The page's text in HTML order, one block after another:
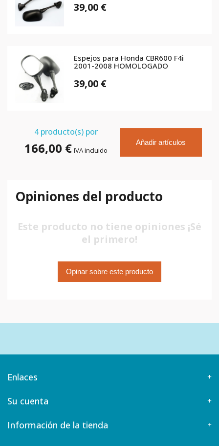
39,00 €
Espejos para Honda CBR600 F4i
2001-2008 HOMOLOGADO
39,00 €
4producto(s) por
166,00 € IVA incluido
Añadir artículos
Opiniones del producto
Este producto no tiene opiniones ¡Sé
el primero!
Opinar sobre este producto
Enlaces
Su cuenta
Información de la tienda